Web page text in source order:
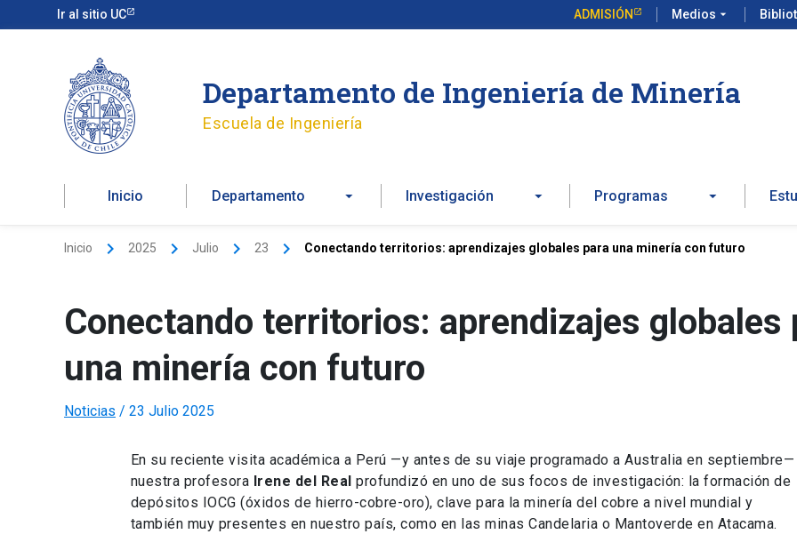
Ir al sitio UC ADMISIÓN Medios arrow_drop_down
al
Departamento de Ingeniería de Minería
Escuela de Ingeniería
Inicio Departamento Investigación Programas
Inicio 2025 Julio 23 Conectando territorios: aprendizajes globales para una minería con futuro
Conectando territorios: aprendizajes globales
una minería con futuro
Noticias / 23 Julio 2025
En su reciente visita académica a Perú —y antes de su viaje programado a Australia en septiembre—
nuestra profesora Irene del Real profundizó en uno de sus focos de investigación: la formación de
depósitos IOCG (óxidos de hierro-cobre-oro), clave para la minería del cobre a nivel mundial y
también muy presentes en nuestro país, como en las minas Candelaria o Mantoverde en Atacama.